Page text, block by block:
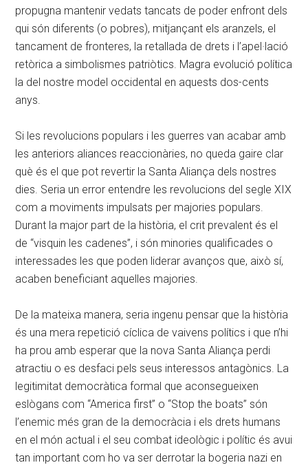
propugna mantenir vedats tancats de poder enfront dels
qui són diferents (o pobres), mitjançant els aranzels, el
tancament de fronteres, la retallada de drets i l’apel·lació
retòrica a simbolismes patriòtics. Magra evolució política
la del nostre model occidental en aquests dos-cents
anys.
Si les revolucions populars i les guerres van acabar amb
les anteriors aliances reaccionàries, no queda gaire clar
què és el que pot revertir la Santa Aliança dels nostres
dies. Seria un error entendre les revolucions del segle XIX
com a moviments impulsats per majories populars.
Durant la major part de la història, el crit prevalent és el
de “visquin les cadenes”, i són minories qualificades o
interessades les que poden liderar avanços que, això sí,
acaben beneficiant aquelles majories.
De la mateixa manera, seria ingenu pensar que la història
és una mera repetició cíclica de vaivens polítics i que n’hi
ha prou amb esperar que la nova Santa Aliança perdi
atractiu o es desfaci pels seus interessos antagònics. La
legitimitat democràtica formal que aconsegueixen
eslògans com “America first” o “Stop the boats” són
l’enemic més gran de la democràcia i els drets humans
en el món actual i el seu combat ideològic i polític és avui
tan important com ho va ser derrotar la bogeria nazi en